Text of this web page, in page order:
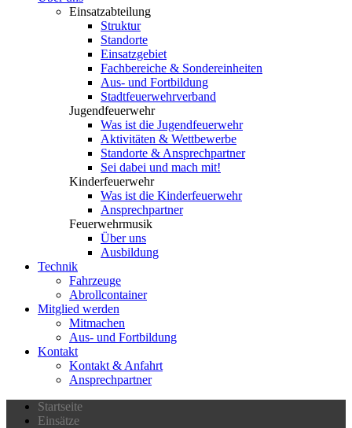
Einsatzabteilung
Struktur
Standorte
Einsatzgebiet
Fachbereiche & Sondereinheiten
Aus- und Fortbildung
Stadtfeuerwehrverband
Jugendfeuerwehr
Was ist die Jugendfeuerwehr
Aktivitäten & Wettbewerbe
Standorte & Ansprechpartner
Sei dabei und mach mit!
Kinderfeuerwehr
Was ist die Kinderfeuerwehr
Ansprechpartner
Feuerwehrmusik
Über uns
Ausbildung
Technik
Fahrzeuge
Abrollcontainer
Mitglied werden
Mitmachen
Aus- und Fortbildung
Kontakt
Kontakt & Anfahrt
Ansprechpartner
Startseite
Einsätze